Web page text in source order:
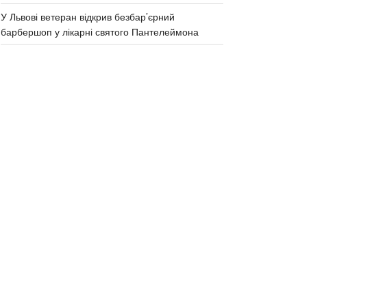
У Львові ветеран відкрив безбар’єрний
барбершоп у лікарні святого Пантелеймона